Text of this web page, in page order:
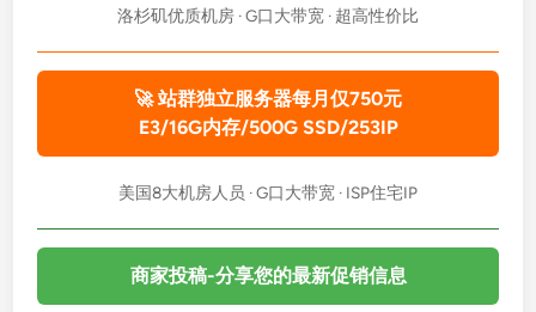
洛杉矶优质机房 · G口大带宽 · 超高性价比
🚀 站群独立服务器每月仅750元
E3/16G内存/500G SSD/253IP
美国8大机房人员 · G口大带宽 · ISP住宅IP
商家投稿-分享您的最新促销信息